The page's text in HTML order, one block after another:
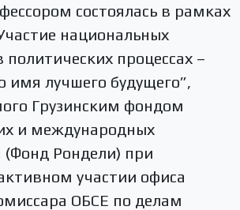
состоялась в рамках
национальных
процессах –
имя лучшего будущего”,
Грузинским фондом
и международных
(Фонд Рондели) при
участии офиса
ОБСЕ по делам